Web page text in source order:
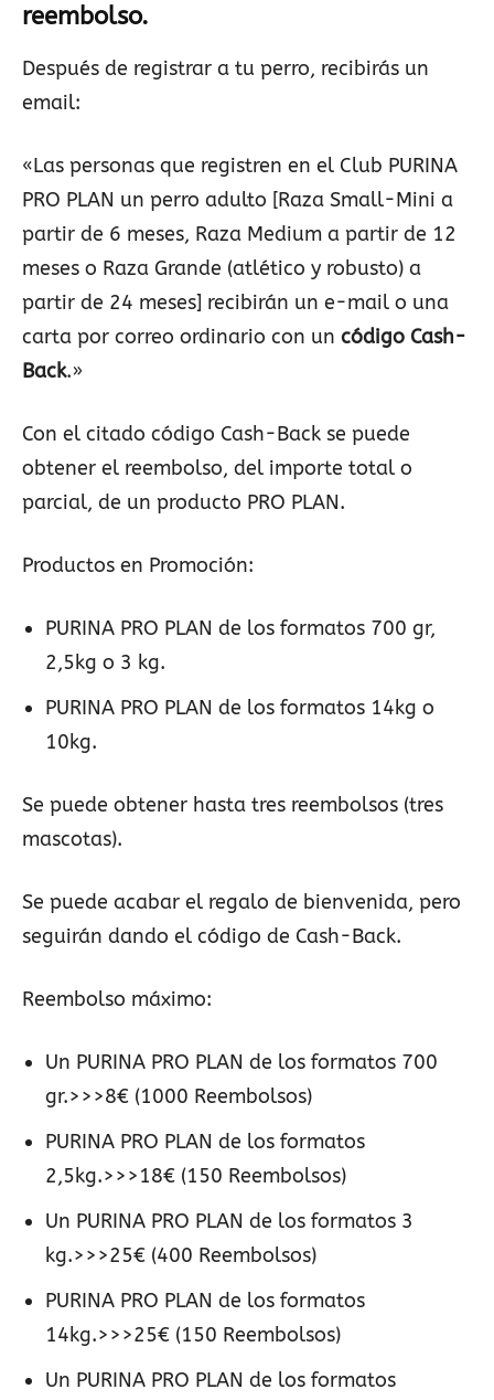
reembolso.
Después de registrar a tu perro, recibirás un
email:
«Las personas que registren en el Club PURINA
PRO PLAN un perro adulto [Raza Small-Mini a
partir de 6 meses, Raza Medium a partir de 12
meses o Raza Grande (atlético y robusto) a
partir de 24 meses] recibirán un e-mail o una
carta por correo ordinario con un código Cash-
Back.»
Con el citado código Cash-Back se puede
obtener el reembolso, del importe total o
parcial, de un producto PRO PLAN.
Productos en Promoción:
PURINA PRO PLAN de los formatos 700 gr,
2,5kg o 3 kg.
PURINA PRO PLAN de los formatos 14kg o
10kg.
Se puede obtener hasta tres reembolsos (tres
mascotas).
Se puede acabar el regalo de bienvenida, pero
seguirán dando el código de Cash-Back.
Reembolso máximo:
Un PURINA PRO PLAN de los formatos 700
gr.>>>8€ (1000 Reembolsos)
PURINA PRO PLAN de los formatos
2,5kg.>>>18€ (150 Reembolsos)
Un PURINA PRO PLAN de los formatos 3
kg.>>>25€ (400 Reembolsos)
PURINA PRO PLAN de los formatos
14kg.>>>25€ (150 Reembolsos)
Un PURINA PRO PLAN de los formatos